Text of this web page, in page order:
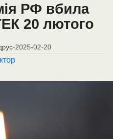
РФ вбила
20 лютого
-2025-02-20